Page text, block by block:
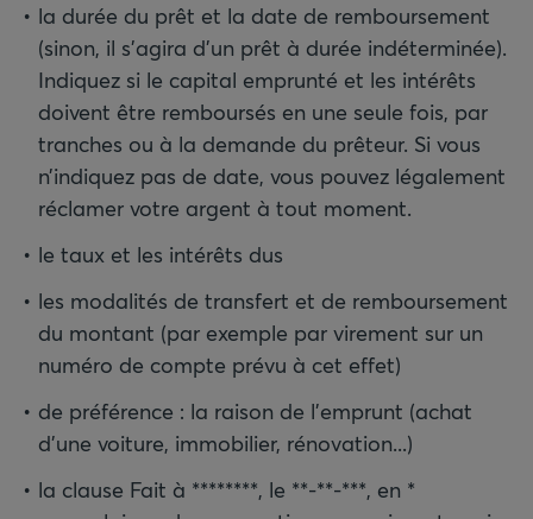
la durée du prêt et la date de remboursement
(sinon, il s’agira d’un prêt à durée indéterminée).
Indiquez si le capital emprunté et les intérêts
doivent être remboursés en une seule fois, par
tranches ou à la demande du prêteur. Si vous
n’indiquez pas de date, vous pouvez légalement
réclamer votre argent à tout moment.
le taux et les intérêts dus
les modalités de transfert et de remboursement
du montant (par exemple par virement sur un
numéro de compte prévu à cet effet)
de préférence : la raison de l’emprunt (achat
d’une voiture, immobilier, rénovation...)
la clause Fait à ********, le **-**-***, en *